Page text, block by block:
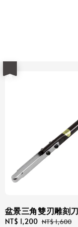
盆景三角雙刃雕刻
Sale
NT$ 1,200 Regular
NT$ 1,600